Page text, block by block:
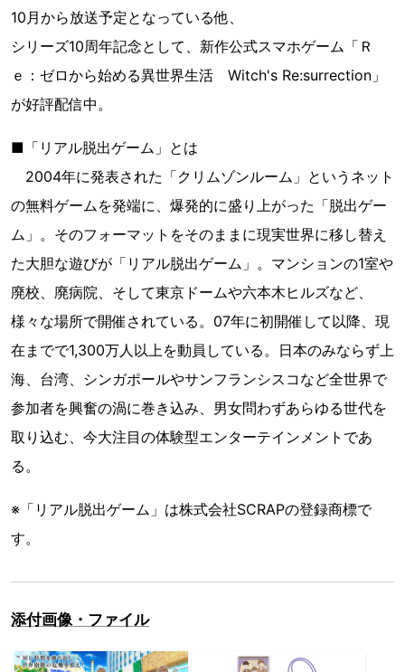
10月から放送予定となっている他、
シリーズ10周年記念として、新作公式スマホゲーム「Ｒ
ｅ：ゼロから始める異世界生活 Witch's Re:surrection」
が好評配信中。
■「リアル脱出ゲーム」とは
2004年に発表された「クリムゾンルーム」というネット
の無料ゲームを発端に、爆発的に盛り上がった「脱出ゲー
ム」。そのフォーマットをそのままに現実世界に移し替え
た大胆な遊びが「リアル脱出ゲーム」。マンションの1室や
廃校、廃病院、そして東京ドームや六本木ヒルズなど、
様々な場所で開催されている。07年に初開催して以降、現
在までで1,300万人以上を動員している。日本のみならず上
海、台湾、シンガポールやサンフランシスコなど全世界で
参加者を興奮の渦に巻き込み、男女問わずあらゆる世代を
取り込む、今大注目の体験型エンターテインメントであ
る。
※「リアル脱出ゲーム」は株式会社SCRAPの登録商標で
す。
添付画像・ファイル